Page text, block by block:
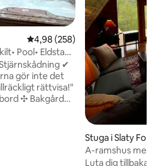
4,98 av 5 i genomsnittligt
4,98 (258)
Pool• Eldstad•
rättvisa!"
✣ Bakgård
Stuga i Slaty Fork
A-ramshus med
Luta dig tillbaka